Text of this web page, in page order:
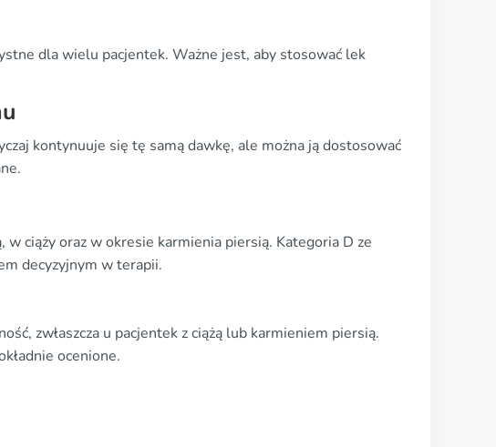
dla wielu pacjentek. Ważne jest, aby stosować lek
kontynuuje się tę samą dawkę, ale można ją dostosować
ciąży oraz w okresie karmienia piersią. Kategoria D ze
decyzyjnym w terapii.
zwłaszcza u pacjentek z ciążą lub karmieniem piersią.
ocenione.